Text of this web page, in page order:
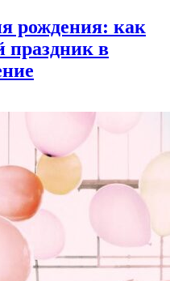
рождения: как
праздник в